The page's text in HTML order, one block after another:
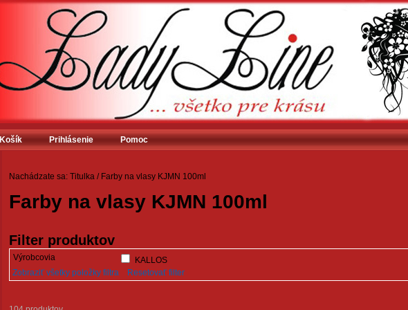
Košík Prihlásenie Pomoc
Nachádzate sa: Titulka / Farby na vlasy KJMN 100ml
Farby na vlasy KJMN 100ml
Filter produktov
Výrobcovia
KALLOS
Zobraziť všetky položky filtra
Resetovať filter